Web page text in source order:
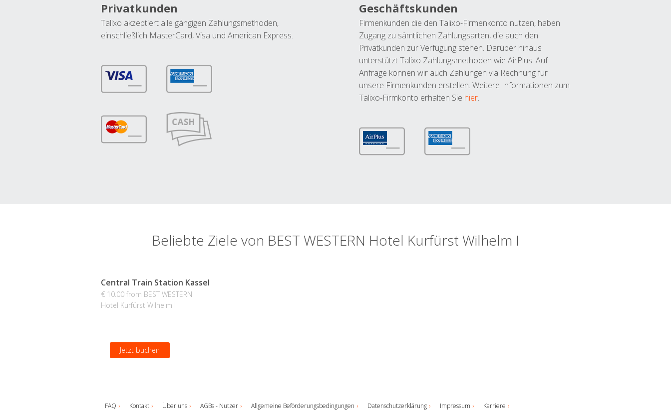
Privatkunden
Talixo akzeptiert alle gängigen Zahlungsmethoden,
einschließlich MasterCard, Visa und American Express.
Geschäftskunden
Firmenkunden die den Talixo-Firmenkonto nutzen, haben
Zugang zu sämtlichen Zahlungsarten, die auch den
Privatkunden zur Verfügung stehen. Darüber hinaus
unterstützt Talixo Zahlungsmethoden wie AirPlus. Auf
Anfrage können wir auch Zahlungen via Rechnung für
unsere Firmenkunden erstellen. Weitere Informationen zum
Talixo-Firmkonto erhalten Sie hier.
Beliebte Ziele von BEST WESTERN Hotel Kurfürst Wilhelm I
Central Train Station Kassel
€ 10.00 from BEST WESTERN
Hotel Kurfürst Wilhelm I
Jetzt buchen
FAQ Kontakt Über uns AGBs - Nutzer Allgemeine Beförderungsbedingungen Datenschutzerklärung Impressum Karriere